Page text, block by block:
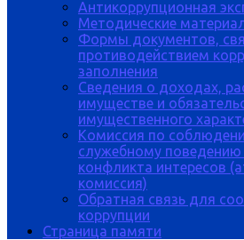
Антикоррупционная
Методические
Формы документов,
противодействием
заполнения
Сведения о доходах,
имуществе и
имущественного
Комиссия по
служебному поведению
конфликта интересов
комиссия)
Обратная связь для
коррупции
Страница памяти